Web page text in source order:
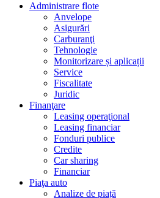
Administrare flote
Anvelope
Asigurări
Carburanţi
Tehnologie
Monitorizare și aplicații
Service
Fiscalitate
Juridic
Finanţare
Leasing operaţional
Leasing financiar
Fonduri publice
Credite
Car sharing
Financiar
Piaţa auto
Analize de piață